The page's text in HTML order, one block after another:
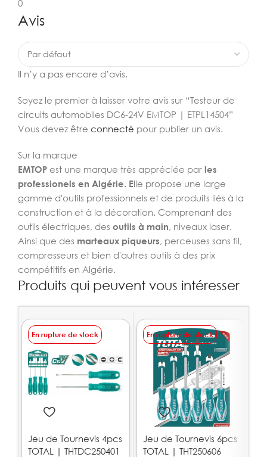
0
Avis
Il n’y a pas encore d’avis.
Soyez le premier à laisser votre avis sur “Testeur de
circuits automobiles DC6-24V EMTOP | ETPL14504”
Vous devez être connecté pour publier un avis.
Sur la marque
EMTOP est une marque très appréciée par les
professionels en Algérie. Elle propose une large
gamme d'outils professionnels et de produits liés à la
construction et à la décoration. Comprenant des
outils électriques, des outils à main, niveaux laser.
Ainsi que des marteaux piqueurs, perceuses sans fil,
compresseurs et bien d'autres outils à des prix
compétitifs en Algérie.
Produits qui peuvent vous intéresser
En rupture de stock
Jeu de Tournevis 4pcs
TOTAL | THTDC250401
En rupture de stock
Jeu de Tournevis 6pcs
TOTAL | THT250606